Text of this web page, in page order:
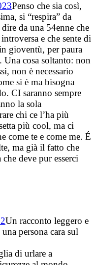
Penso che sia così,
si “respira” da
da una 54enne che
e che sente di
gioventù, per paura
Una cosa soltanto: non
non è necessario
si è ma bisogna
CI saranno sempre
la sola
chi ce l’ha più
più cool, ma ci
come te e come me. É
ma già il fatto che
deve pur esserci
Un racconto leggero e
persona cara sul
di urlare a